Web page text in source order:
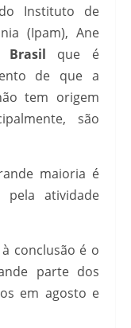
Instituto de
(Ipam), Ane
Brasil que é
de que a
tem origem
são
maioria é
pela atividade
conclusão é o
parte dos
em agosto e